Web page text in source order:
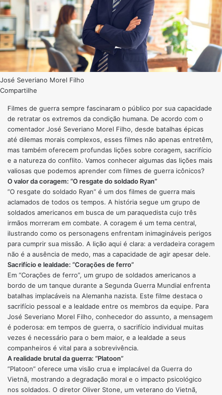
José Severiano Morel Filho
Compartilhe
Filmes de guerra sempre fascinaram o público por sua capacidade
de retratar os extremos da condição humana. De acordo com o
comentador José Severiano Morel Filho, desde batalhas épicas
até dilemas morais complexos, esses filmes não apenas entretêm,
mas também oferecem profundas lições sobre coragem, sacrifício
e a natureza do conflito. Vamos conhecer algumas das lições mais
valiosas que podemos aprender com filmes de guerra icônicos?
O valor da coragem: “O resgate do soldado Ryan”
“O resgate do soldado Ryan” é um dos filmes de guerra mais
aclamados de todos os tempos. A história segue um grupo de
soldados americanos em busca de um paraquedista cujo três
irmãos morreram em combate. A coragem é um tema central,
ilustrando como os personagens enfrentam inimagináveis perigos
para cumprir sua missão. A lição aqui é clara: a verdadeira coragem
não é a ausência de medo, mas a capacidade de agir apesar dele.
Sacrifício e lealdade: “Corações de ferro”
Em “Corações de ferro”, um grupo de soldados americanos a
bordo de um tanque durante a Segunda Guerra Mundial enfrenta
batalhas implacáveis na Alemanha nazista. Este filme destaca o
sacrifício pessoal e a lealdade entre os membros da equipe. Para
José Severiano Morel Filho, conhecedor do assunto, a mensagem
é poderosa: em tempos de guerra, o sacrifício individual muitas
vezes é necessário para o bem maior, e a lealdade a seus
companheiros é vital para a sobrevivência.
A realidade brutal da guerra: “Platoon”
“Platoon” oferece uma visão crua e implacável da Guerra do
Vietnã, mostrando a degradação moral e o impacto psicológico
nos soldados. O diretor Oliver Stone, um veterano do Vietnã,